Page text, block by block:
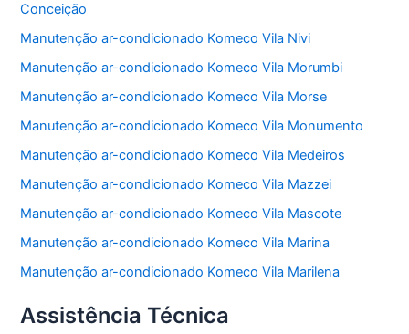
Conceição
Manutenção ar-condicionado Komeco Vila Nivi
Manutenção ar-condicionado Komeco Vila Morumbi
Manutenção ar-condicionado Komeco Vila Morse
Manutenção ar-condicionado Komeco Vila Monumento
Manutenção ar-condicionado Komeco Vila Medeiros
Manutenção ar-condicionado Komeco Vila Mazzei
Manutenção ar-condicionado Komeco Vila Mascote
Manutenção ar-condicionado Komeco Vila Marina
Manutenção ar-condicionado Komeco Vila Marilena
Assistência Técnica